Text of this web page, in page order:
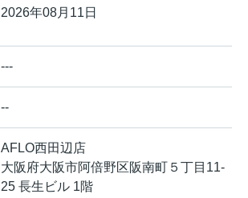
2026年08月11日
---
--
AFLO西田辺店
大阪府大阪市阿倍野区阪南町５丁目11-
25 長生ビル 1階